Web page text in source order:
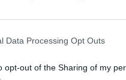
Data Processing Opt Outs
opt-out of the Sharing of my
και Μεταφορών
του οδικού
ρυθμό, ο οποίος,